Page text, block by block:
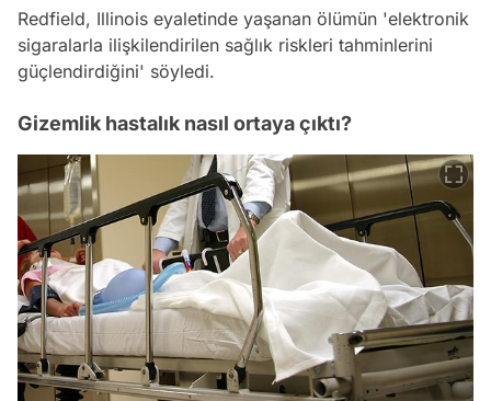
Redfield, Illinois eyaletinde yaşanan ölümün 'elektronik
sigaralarla ilişkilendirilen sağlık riskleri tahminlerini
güçlendirdiğini' söyledi.
Gizemlik hastalık nasıl ortaya çıktı?